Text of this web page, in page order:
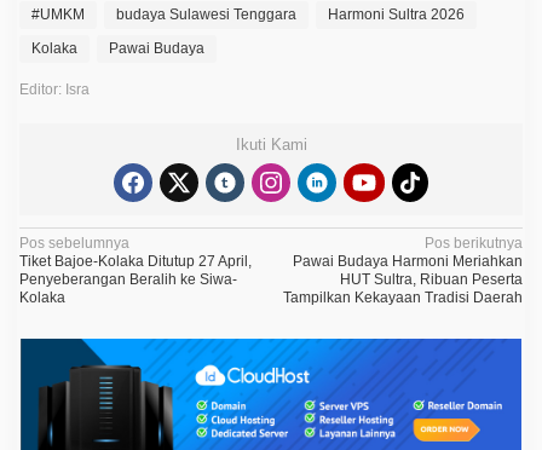
#UMKM budaya Sulawesi Tenggara
Harmoni Sultra 2026
Kolaka
Pawai Budaya
Editor: Isra
Ikuti Kami
N
a
v
i
Pos sebelumnya
Tiket Bajoe-Kolaka Ditutup 27 April,
Penyeberangan Beralih ke Siwa-
Kolaka
Pos berikutnya
Pawai Budaya Harmoni Meriahkan
HUT Sultra, Ribuan Peserta
Tampilkan Kekayaan Tradisi Daerah